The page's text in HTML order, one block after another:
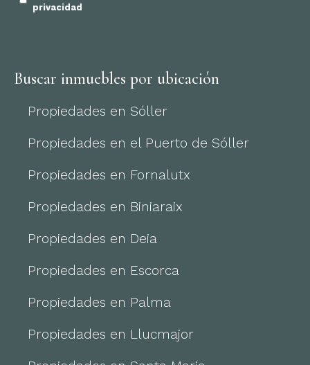
privacidad
Buscar inmuebles por ubicación
Propiedades en Sóller
Propiedades en el Puerto de Sóller
Propiedades en Fornalutx
Propiedades en Biniaraix
Propiedades en Deia
Propiedades en Escorca
Propiedades en Palma
Propiedades en Llucmajor